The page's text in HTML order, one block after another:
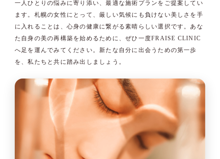
一人ひとりの悩みに寄り添い、最適な施術プランをご提案してい
ます。札幌の女性にとって、厳しい気候にも負けない美しさを手
に入れることは、心身の健康に繋がる素晴らしい選択です。あな
た自身の美の再構築を始めるために、ぜひ一度FRAISE CLINIC
へ足を運んでみてください。新たな自分に出会うための第一歩
を、私たちと共に踏み出しましょう。